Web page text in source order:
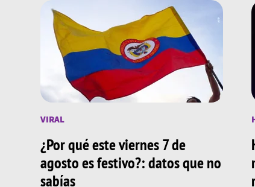
VIRAL
¿Por qué este viernes 7 de
agosto es festivo?: datos que no
sabías